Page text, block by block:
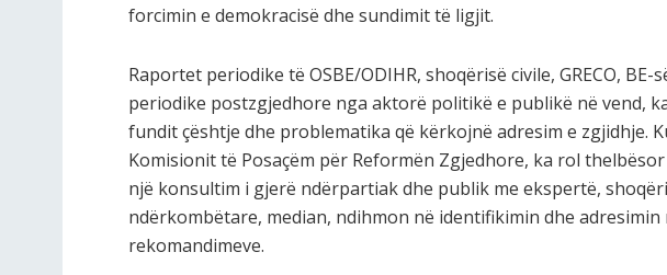
forcimin e demokracisë dhe sundimit të ligjit.
Raportet periodike të OSBE/ODIHR, shoqërisë civile, GRECO, BE-
periodike postzgjedhore nga aktorë politikë e publikë në vend,
fundit çështje dhe problematika që kërkojnë adresim e zgjidhje.
Komisionit të Posaçëm për Reformën Zgjedhore, ka rol
një konsultim i gjerë ndërpartiak dhe publik me ekspertë,
ndërkombëtare, median, ndihmon në identifikimin dhe adresimin
rekomandimeve.